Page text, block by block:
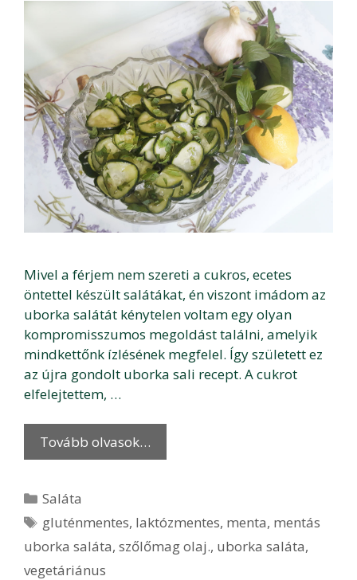
Mivel a férjem nem szereti a cukros, ecetes
öntettel készült salátákat, én viszont imádom az
uborka salátát kénytelen voltam egy olyan
kompromisszumos megoldást találni, amelyik
mindkettőnk ízlésének megfelel. Így született ez
az újra gondolt uborka sali recept. A cukrot
elfelejtettem, …
Tovább olvasok…
Kategória
Saláta
Címkék
gluténmentes, laktózmentes, menta, mentás
uborka saláta, szőlőmag olaj., uborka saláta,
vegetáriánus